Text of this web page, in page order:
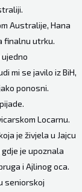
Australije, Hana
finalnu utrku.
mi se javilo iz BiH,
ponosni.
Locarnu.
je živjela u Jajcu
je upoznala
i Ajlinog oca.
seniorskoj